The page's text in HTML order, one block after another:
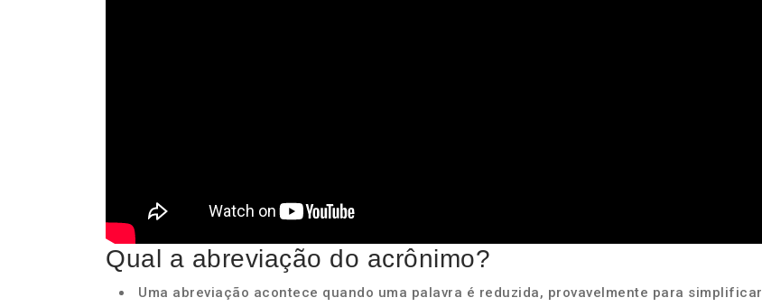
Qual a abreviação do acrônimo?
Uma abreviação acontece quando uma palavra é reduzida, provavelmente para simplificar